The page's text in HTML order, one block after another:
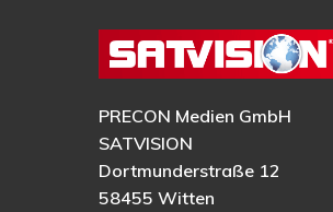
PRECON Medien GmbH
SATVISION
Dortmunderstraße 12
58455 Witten